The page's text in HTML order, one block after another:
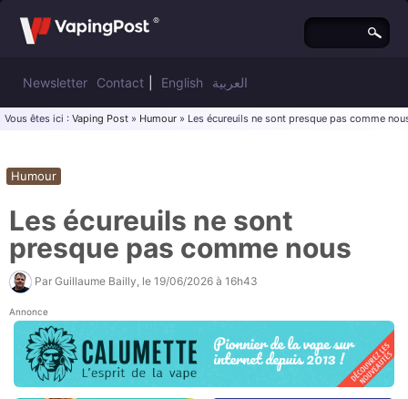
Newsletter Contact English العربية
Vous êtes ici : Vaping Post » Humour » Les écureuils ne sont presque pas comme
Humour
Les écureuils ne sont
presque pas comme nous
Par Guillaume Bailly , le 19/06/2026 à 16h43
Annonce